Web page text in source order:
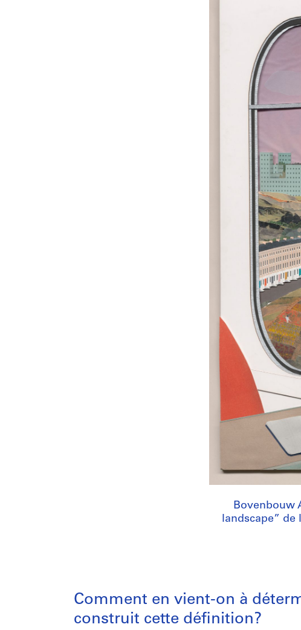
Bovenbouw
landscape” de
Comment en vient-on à
construit cette définition?